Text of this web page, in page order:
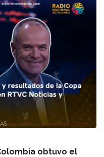
obtuvo el